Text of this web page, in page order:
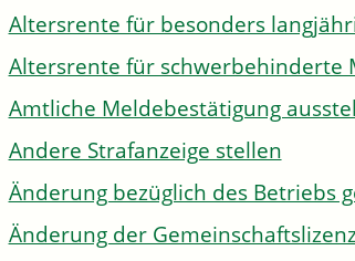
Altersrente für besonders
Altersrente für schwerbehinderte
Amtliche Meldebestätigung
Andere Strafanzeige stellen
Änderung bezüglich des Betriebs
Änderung der